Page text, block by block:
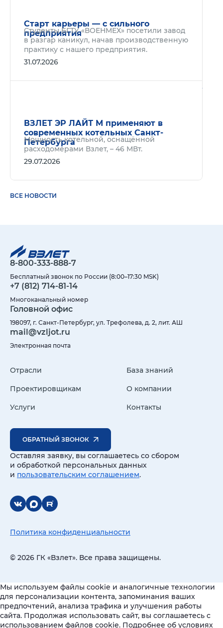
Старт карьеры — с сильного
предприятия
Студенты БГТУ «ВОЕНМЕХ» посетили завод
в разгар каникул, начав производственную
практику с нашего предприятия.
31.07.2026
ВЗЛЕТ ЭР ЛАЙТ М применяют в
современных котельных Санкт-
Петербурга
Мощность котельной, оснащённой
расходомерами Взлет, – 46 МВт.
29.07.2026
ВСЕ НОВОСТИ
8-800-333-888-7
Бесплатный звонок по России (8:00–17:30 MSK)
+7 (812) 714-81-14
Многоканальный номер
Головной офис
198097, г. Санкт-Петербург, ул. Трефолева, д. 2, лит. АШ
mail@vzljot.ru
Электронная почта
Отрасли
Проектировщикам
Услуги
База знаний
О компании
Контакты
ОБРАТНЫЙ ЗВОНОК
Оставляя заявку, вы соглашаетесь со сбором
и обработкой персональных данных
и пользовательским соглашением.
© 2026 ГК «Взлет». Все права защищены.
Политика конфиденциальности
Мы используем файлы cookie и аналогичные технологии
для персонализации контента, запоминания ваших
предпочтений, анализа трафика и улучшения работы
сайта. Продолжая использовать сайт, вы соглашаетесь с
использованием файлов cookie. Подробнее об условиях